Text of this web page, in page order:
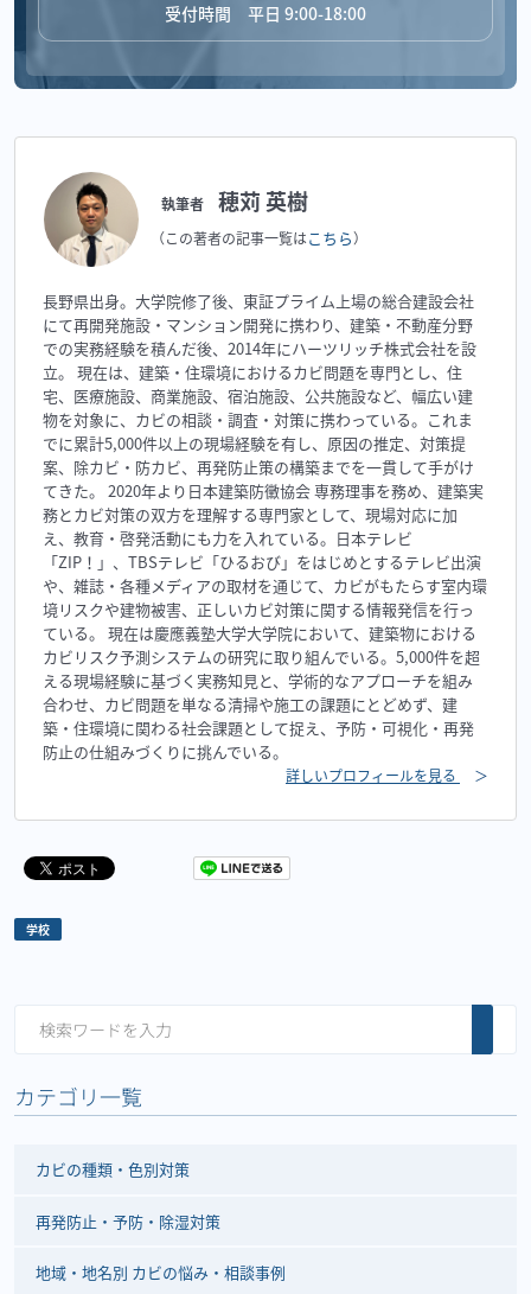
受付時間 平日 9:00-18:00
執筆者 穂苅 英樹
（この著者の記事一覧はこちら）
長野県出身。大学院修了後、東証プライム上場の総合建設会社
にて再開発施設・マンション開発に携わり、建築・不動産分野
での実務経験を積んだ後、2014年にハーツリッチ株式会社を設
立。 現在は、建築・住環境におけるカビ問題を専門とし、住
宅、医療施設、商業施設、宿泊施設、公共施設など、幅広い建
物を対象に、カビの相談・調査・対策に携わっている。これま
でに累計5,000件以上の現場経験を有し、原因の推定、対策提
案、除カビ・防カビ、再発防止策の構築までを一貫して手がけ
てきた。 2020年より日本建築防黴協会 専務理事を務め、建築実
務とカビ対策の双方を理解する専門家として、現場対応に加
え、教育・啓発活動にも力を入れている。日本テレビ
「ZIP！」、TBSテレビ「ひるおび」をはじめとするテレビ出演
や、雑誌・各種メディアの取材を通じて、カビがもたらす室内環
境リスクや建物被害、正しいカビ対策に関する情報発信を行っ
ている。 現在は慶應義塾大学大学院において、建築物における
カビリスク予測システムの研究に取り組んでいる。5,000件を超
える現場経験に基づく実務知見と、学術的なアプローチを組み
合わせ、カビ問題を単なる清掃や施工の課題にとどめず、建
築・住環境に関わる社会課題として捉え、予防・可視化・再発
防止の仕組みづくりに挑んでいる。
詳しいプロフィールを見る ＞
学校
カテゴリ一覧
カビの種類・色別対策
再発防止・予防・除湿対策
地域・地名別 カビの悩み・相談事例